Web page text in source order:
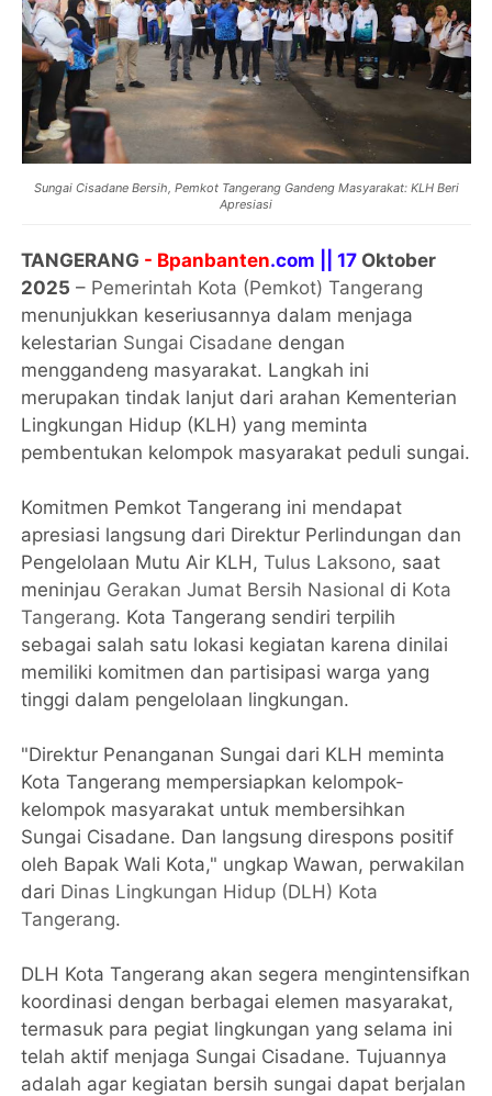
Sungai Cisadane Bersih, Pemkot Tangerang Gandeng Masyarakat: KLH Beri
Apresiasi
TANGERANG - Bpanbanten.com ||17 Oktober
2025 – Pemerintah Kota (Pemkot) Tangerang
menunjukkan keseriusannya dalam menjaga
kelestarian Sungai Cisadane dengan
menggandeng masyarakat. Langkah ini
merupakan tindak lanjut dari arahan Kementerian
Lingkungan Hidup (KLH) yang meminta
pembentukan kelompok masyarakat peduli sungai.
Komitmen Pemkot Tangerang ini mendapat
apresiasi langsung dari Direktur Perlindungan dan
Pengelolaan Mutu Air KLH,Tulus Laksono, saat
meninjau Gerakan Jumat Bersih Nasional di Kota
Tangerang. Kota Tangerang sendiri terpilih
sebagai salah satu lokasi kegiatan karena dinilai
memiliki komitmen dan partisipasi warga yang
tinggi dalam pengelolaan lingkungan.
"Direktur Penanganan Sungai dari KLH meminta
Kota Tangerang mempersiapkan kelompok-
kelompok masyarakat untuk membersihkan
Sungai Cisadane. Dan langsung direspons positif
oleh Bapak Wali Kota," ungkap Wawan, perwakilan
dari Dinas Lingkungan Hidup (DLH) Kota
Tangerang.
DLH Kota Tangerang akan segera mengintensifkan
koordinasi dengan berbagai elemen masyarakat,
termasuk para pegiat lingkungan yang selama ini
telah aktif menjaga Sungai Cisadane. Tujuannya
adalah agar kegiatan bersih sungai dapat berjalan